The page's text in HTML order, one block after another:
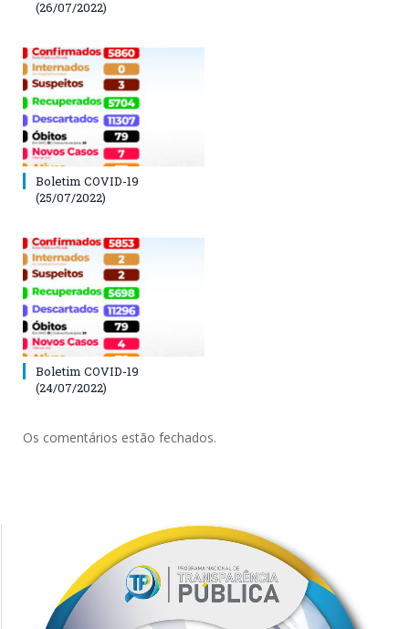
(26/07/2022)
Boletim COVID-19
(25/07/2022)
Boletim COVID-19
(24/07/2022)
Os comentários estão fechados.